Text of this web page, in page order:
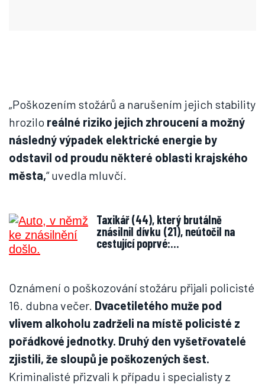
„Poškozením stožárů a narušením jejich stability
hrozilo reálné riziko jejich zhroucení a možný
následný výpadek elektrické energie by
odstavil od proudu některé oblasti krajského
města,“ uvedla mluvčí.
Taxikář (44), který brutálně
znásilnil dívku (21), neútočil na
cestující poprvé:…
Oznámení o poškozování stožáru přijali policisté
16. dubna večer. Dvacetiletého muže pod
vlivem alkoholu zadrželi na místě policisté z
pořádkové jednotky. Druhý den vyšetřovatelé
zjistili, že sloupů je poškozených šest.
Kriminalisté přizvali k případu i specialisty z